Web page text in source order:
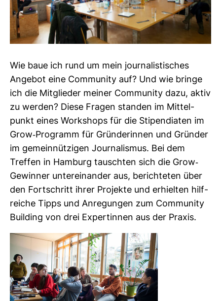
Wie baue ich rund um mein jour­na­lis­ti­sches
Angebot eine Com­mu­nity auf? Und wie bringe
ich die Mit­glieder meiner Com­mu­nity dazu, aktiv
zu werden? Diese Fragen standen im Mit­tel­
punkt eines Work­shops für die Sti­pen­diaten im
Grow-​Pro­gramm für Grün­de­rinnen und Gründer
im gemein­nüt­zigen Jour­na­lismus. Bei dem
Treffen in Ham­burg tauschten sich die Grow-​
Gewinner unter­ein­ander aus, berich­teten über
den Fort­schritt ihrer Pro­jekte und erhielten hilf­
reiche Tipps und Anre­gungen zum Com­mu­nity
Buil­ding von drei Exper­tinnen aus der Praxis.